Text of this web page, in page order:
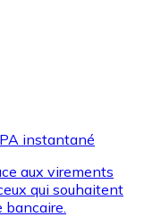
instantané
aux virements
qui souhaitent